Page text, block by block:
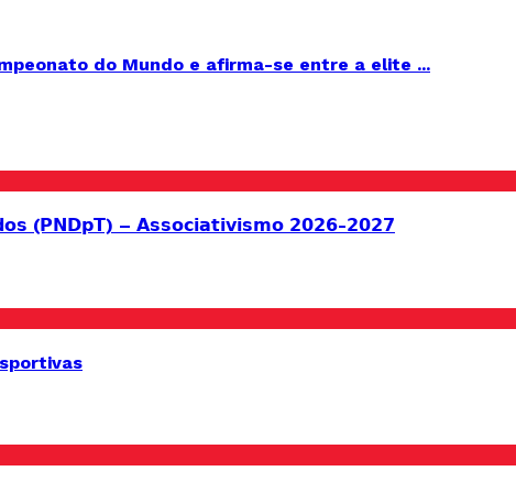
do Mundo e afirma-se entre a elite ...
(𝗣𝗡𝗗𝗽𝗧) – 𝗔𝘀𝘀𝗼𝗰𝗶𝗮𝘁𝗶𝘃𝗶𝘀𝗺𝗼 𝟮𝟬𝟮𝟲-𝟮𝟬𝟮𝟳